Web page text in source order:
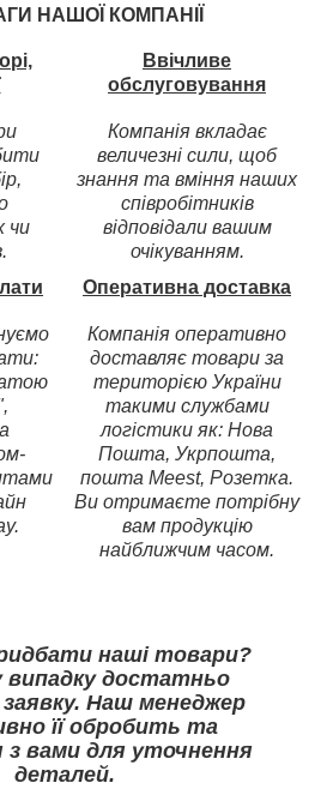
НАШОЇ КОМПАНІЇ
чи
Ввічливе
обслуговування
Компанія вкладає
величезні сили, щоб
знання та вміння наших
співробітників
відповідали вашим
очікуванням.
Оперативна доставка
Компанія оперативно
доставляє товари за
територією України
такими службами
логістики як: Нова
Пошта, Укрпошта,
пошта Meest, Розетка.
Ви отримаєте потрібну
вам продукцію
найближчим часом.
наші товари?
випадку достатньо
Наш менеджер
її обробить та
з вами для уточнення
деталей.